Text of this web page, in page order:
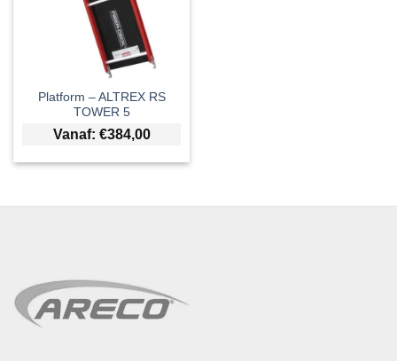
Platform – ALTREX RS
TOWER 5
Vanaf: €384,00